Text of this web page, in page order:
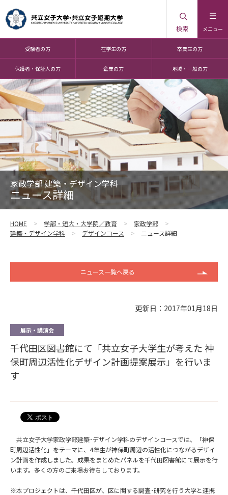
メニュー
検索
受験者の方 在学生の方 卒業生の方
保護者・保証人の方 企業の方 地域・一般の方
家政学部 建築・デザイン学科
ニュース詳細
HOME 学部・短大・大学院／教育
家政学部
建築・デザイン学科
デザインコース ニュース詳細
ニュース一覧へ戻る
更新日：2017年01月18日
展示・講演会
千代田区図書館にて「共立女子大学生が考えた 神
保町周辺活性化デザイン計画提案展示」を行いま
す
共立女子大学家政学部建築･デザイン学科のデザインコースでは、「神保
町周辺活性化」をテーマに、4年生が神保町周辺の活性化につながるデザイ
ン計画を作成しました。成果をまとめたパネルを千代田図書館にて展示を行
います。多くの方のご来場お待ちしております。
※本プロジェクトは、千代田区が、区に関する調査･研究を行う大学と連携